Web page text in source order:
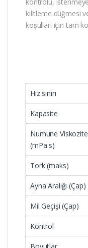
kilitleme düğmesi ve
koşulları için tam
Hız sınırı
Kapasite
Numune
(mPa s)
Tork (maks)
Ayna Aralığı (Çap)
Mil Geçişi (Çap)
Kontrol